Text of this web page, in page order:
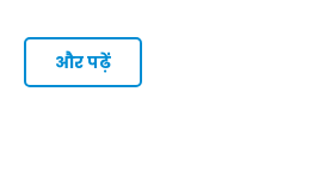
और पढ़ें